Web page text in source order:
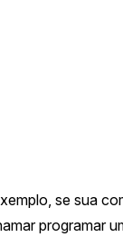
se sua
programar